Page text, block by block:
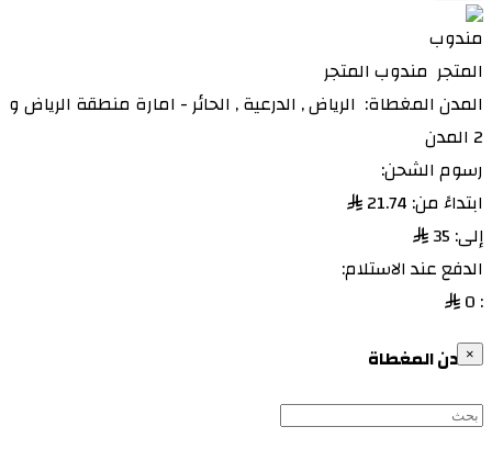
حريملاء
حوطة بني تميم
شقراء
ضرما
عفيف
ليلى
ابها
ابو عريش
الظهران
احد المسارحة
أحد رفيدة
المدن المغطاة: الرياض,
,
و
2 المدن
رسوم الشحن:
ابتداءً من: 21.74
إلى: 35
الدفع عند الاستلام:
:
0
×
المدن المغطاة